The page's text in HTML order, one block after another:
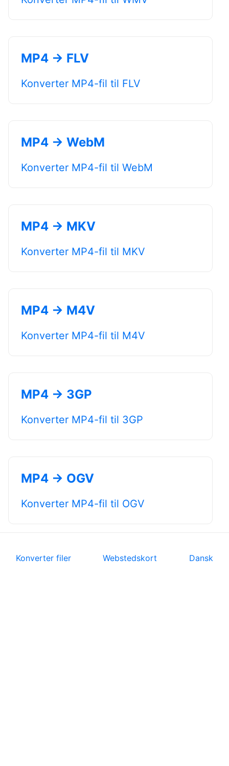
MP4 → FLV
Konverter MP4-fil til FLV
MP4 → WebM
Konverter MP4-fil til WebM
MP4 → MKV
Konverter MP4-fil til MKV
MP4 → M4V
Konverter MP4-fil til M4V
MP4 → 3GP
Konverter MP4-fil til 3GP
MP4 → OGV
Konverter MP4-fil til OGV
Konverter filer Webstedskort Dansk